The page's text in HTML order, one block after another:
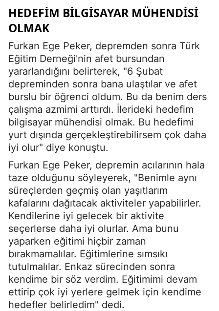
HEDEFİM BİLGİSAYAR MÜHENDİSİ
OLMAK
Furkan Ege Peker, depremden sonra Türk
Eğitim Derneği'nin afet bursundan
yararlandığını belirterek, "6 Şubat
depreminden sonra bana ulaştılar ve afet
burslu bir öğrenci oldum. Bu da benim ders
çalışma azmimi arttırdı. İlerideki hedefim
bilgisayar mühendisi olmak. Bu hedefimi
yurt dışında gerçekleştirebilirsem çok daha
iyi olur" diye konuştu.
Furkan Ege Peker, depremin acılarının hala
taze olduğunu söyleyerek, "Benimle aynı
süreçlerden geçmiş olan yaşıtlarım
kafalarını dağıtacak aktiviteler yapabilirler.
Kendilerine iyi gelecek bir aktivite
seçerlerse daha iyi olurlar. Ama bunu
yaparken eğitimi hiçbir zaman
bırakmamalılar. Eğitimlerine sımsıkı
tutulmalılar. Enkaz sürecinden sonra
kendime bir söz verdim. Eğitimimi devam
ettirip çok iyi yerlere gelmek için kendime
hedefler belirledim" dedi.